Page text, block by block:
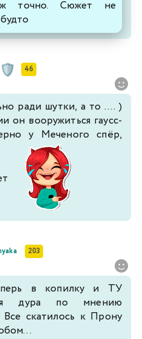
точно. Сюжет не
46
ради шутки, а то .... )
он вооружиться гаусс-
у Меченого спёр,
203
в копилку и ТУ
дура по мнению
Все скатилось к Прону